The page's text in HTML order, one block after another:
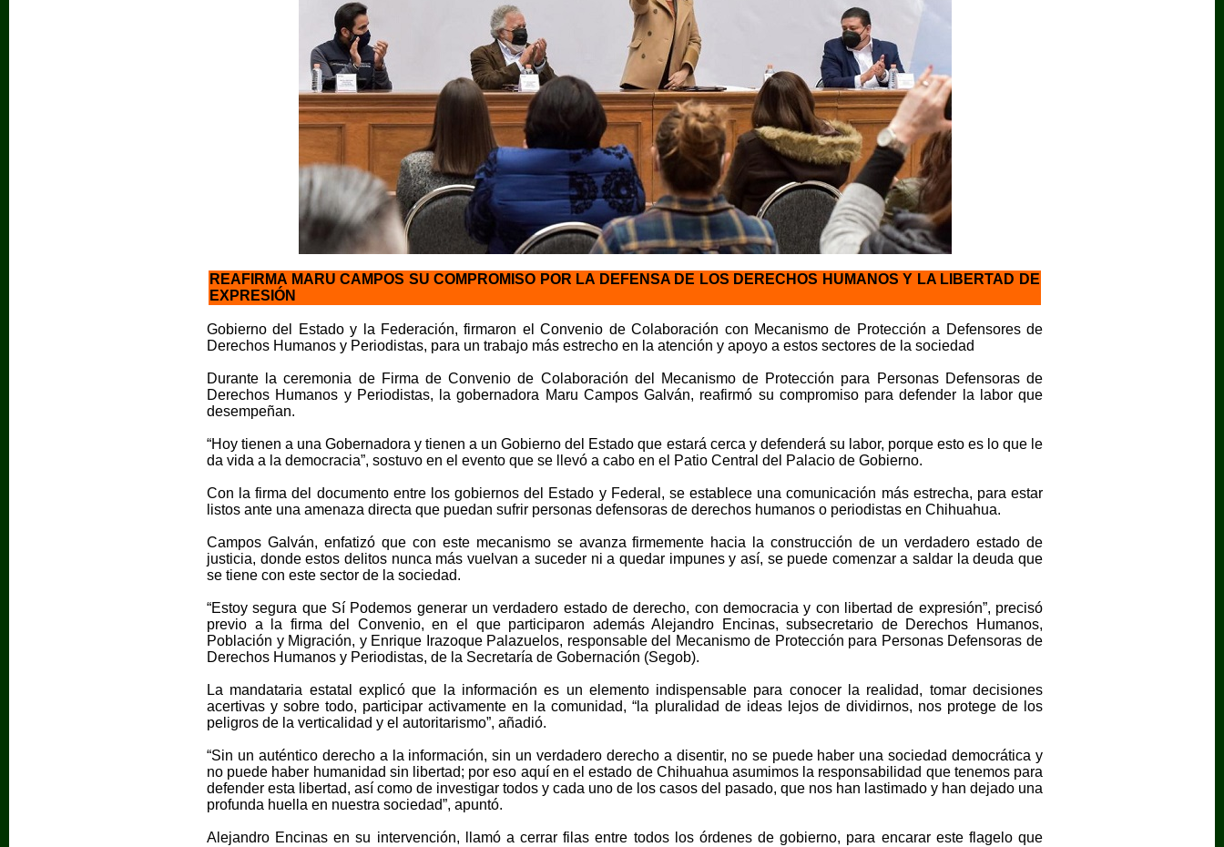
REAFIRMA MARU CAMPOS SU COMPROMISO POR LA DEFENSA DE LOS DERECHOS HUMANOS Y LA LIBERTAD DE
EXPRESIÓN
Gobierno del Estado y la Federación, firmaron el Convenio de Colaboración con Mecanismo de Protección a Defensores de
Derechos Humanos y Periodistas, para un trabajo más estrecho en la atención y apoyo a estos sectores de la sociedad
Durante la ceremonia de Firma de Convenio de Colaboración del Mecanismo de Protección para Personas Defensoras de
Derechos Humanos y Periodistas, la gobernadora Maru Campos Galván, reafirmó su compromiso para defender la labor que
desempeñan.
“Hoy tienen a una Gobernadora y tienen a un Gobierno del Estado que estará cerca y defenderá su labor, porque esto es lo que le
da vida a la democracia”, sostuvo en el evento que se llevó a cabo en el Patio Central del Palacio de Gobierno.
Con la firma del documento entre los gobiernos del Estado y Federal, se establece una comunicación más estrecha, para estar
listos ante una amenaza directa que puedan sufrir personas defensoras de derechos humanos o periodistas en Chihuahua.
Campos Galván, enfatizó que con este mecanismo se avanza firmemente hacia la construcción de un verdadero estado de
justicia, donde estos delitos nunca más vuelvan a suceder ni a quedar impunes y así, se puede comenzar a saldar la deuda que
se tiene con este sector de la sociedad.
“Estoy segura que Sí Podemos generar un verdadero estado de derecho, con democracia y con libertad de expresión”, precisó
previo a la firma del Convenio, en el que participaron además Alejandro Encinas, subsecretario de Derechos Humanos,
Población y Migración, y Enrique Irazoque Palazuelos, responsable del Mecanismo de Protección para Personas Defensoras de
Derechos Humanos y Periodistas, de la Secretaría de Gobernación (Segob).
La mandataria estatal explicó que la información es un elemento indispensable para conocer la realidad, tomar decisiones
acertivas y sobre todo, participar activamente en la comunidad, “la pluralidad de ideas lejos de dividirnos, nos protege de los
peligros de la verticalidad y el autoritarismo”, añadió.
“Sin un auténtico derecho a la información, sin un verdadero derecho a disentir, no se puede haber una sociedad democrática y
no puede haber humanidad sin libertad; por eso aquí en el estado de Chihuahua asumimos la responsabilidad que tenemos para
defender esta libertad, así como de investigar todos y cada uno de los casos del pasado, que nos han lastimado y han dejado una
profunda huella en nuestra sociedad”, apuntó.
Alejandro Encinas en su intervención, llamó a cerrar filas entre todos los órdenes de gobierno, para encarar este flagelo que